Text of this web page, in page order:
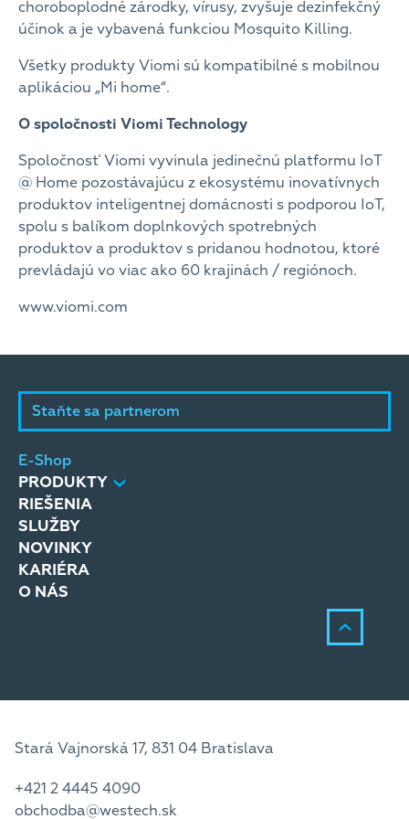
choroboplodné zárodky, vírusy, zvyšuje dezinfekčný
účinok a je vybavená funkciou Mosquito Killing.
Všetky produkty Viomi sú kompatibilné s mobilnou
aplikáciou „Mi home“.
O spoločnosti Viomi Technology
Spoločnosť Viomi vyvinula jedinečnú platformu IoT
@ Home pozostávajúcu z ekosystému inovatívnych
produktov inteligentnej domácnosti s podporou IoT,
spolu s balíkom doplnkových spotrebných
produktov a produktov s pridanou hodnotou, ktoré
prevládajú vo viac ako 60 krajinách / regiónoch.
www.viomi.com
Staňte sa partnerom
E-Shop
PRODUKTY
RIEŠENIA
SLUŽBY
NOVINKY
KARIÉRA
O NÁS
Stará Vajnorská 17, 831 04 Bratislava
+421 2 4445 4090
obchodba@westech.sk